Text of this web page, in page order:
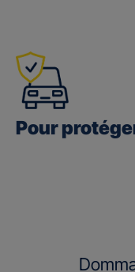
Pour